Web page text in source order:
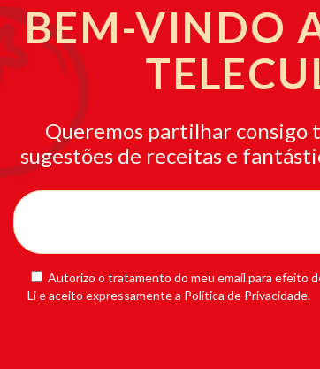
BEM-VINDO
Queremos partilhar consigo
sugestões de receitas e
Autorizo o tratamento do meu email para efeito
Li e aceito expressamente a Política de Privacidade.